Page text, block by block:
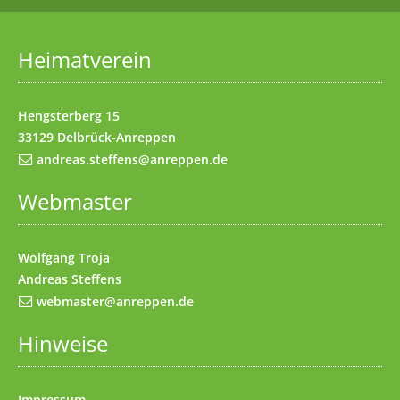
Startseite(Access key 1)
Impressum(Access key 8)
Kontakt(Access key 9)
Heimatverein
Hengsterberg 15
33129 Delbrück-Anreppen
andreas.steffens@anreppen.de
Webmaster
Wolfgang Troja
Andreas Steffens
webmaster@anreppen.de
Hinweise